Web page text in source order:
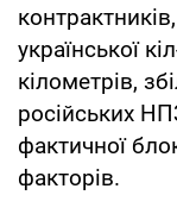
української
кілометрів,
російських
фактичної
факторів.